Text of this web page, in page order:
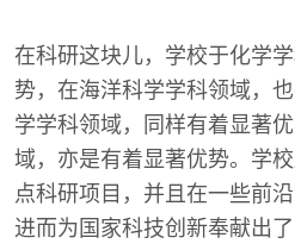
在科研这块儿，学校于化学
势，在海洋科学学科领域，
学学科领域，同样有着显著
域，亦是有着显著优势。学
点科研项目，并且在一些前
进而为国家科技创新奉献出